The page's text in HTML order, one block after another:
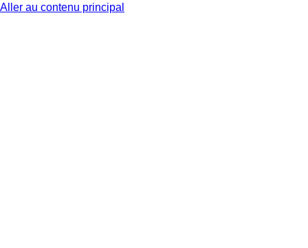
Aller au contenu principal